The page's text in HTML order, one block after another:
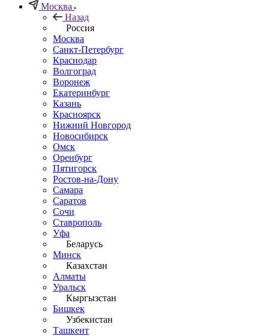
Москва
Назад
Россия
Москва
Санкт-Петербург
Краснодар
Волгоград
Воронеж
Екатеринбург
Казань
Красноярск
Нижний Новгород
Новосибирск
Омск
Оренбург
Пятигорск
Ростов-на-Дону
Самара
Саратов
Сочи
Ставрополь
Уфа
Беларусь
Минск
Казахстан
Алматы
Уральск
Кыргызстан
Бишкек
Узбекистан
Ташкент